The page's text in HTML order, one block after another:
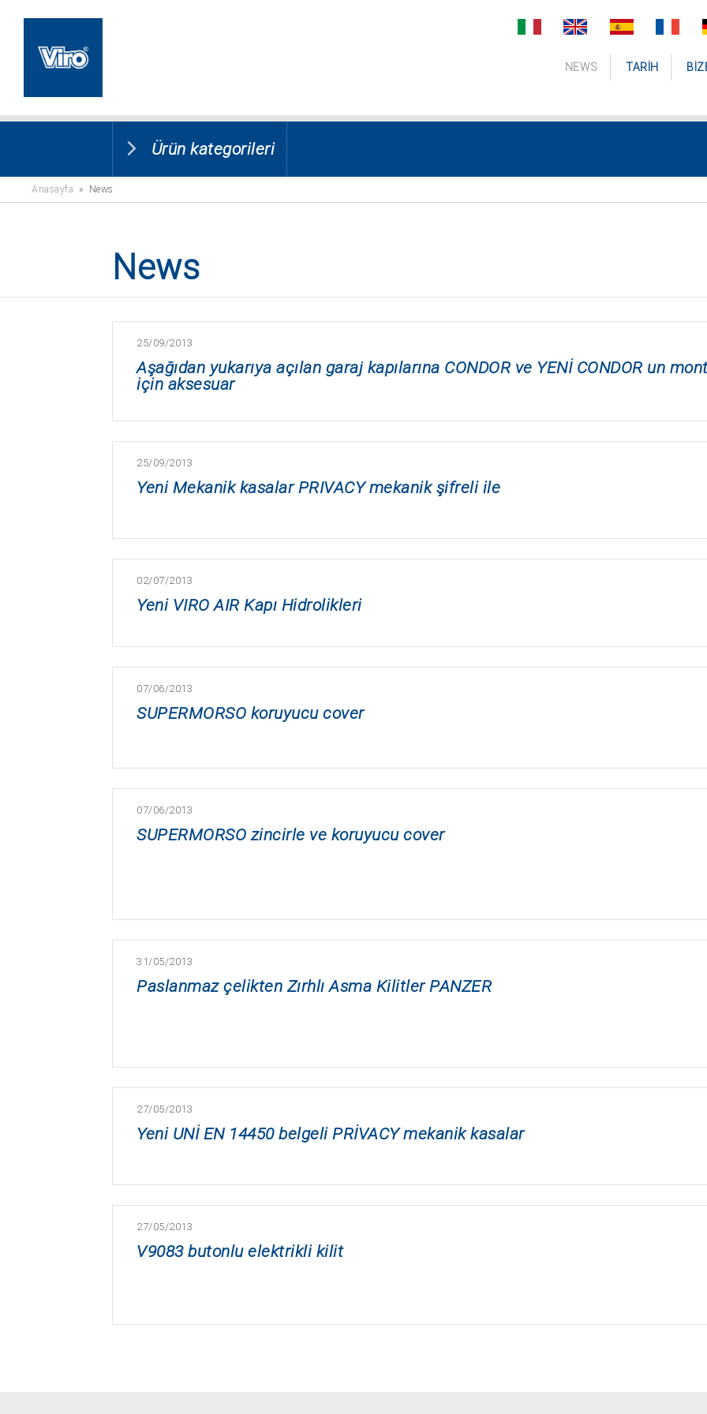
NEWS TARIH
Ürün kategorileri
Anasayfa » News
News
25/09/2013
Aşağıdan yukarıya açılan garaj kapılarına CONDOR ve YENİ CONDOR un
için aksesuar
25/09/2013
Yeni Mekanik kasalar PRIVACY mekanik şifreli ile
02/07/2013
Yeni VIRO AIR Kapı Hidrolikleri
07/06/2013
SUPERMORSO koruyucu cover
07/06/2013
SUPERMORSO zincirle ve koruyucu cover
31/05/2013
Paslanmaz çelikten Zırhlı Asma Kilitler PANZER
27/05/2013
Yeni UNİ EN 14450 belgeli PRİVACY mekanik kasalar
27/05/2013
V9083 butonlu elektrikli kilit